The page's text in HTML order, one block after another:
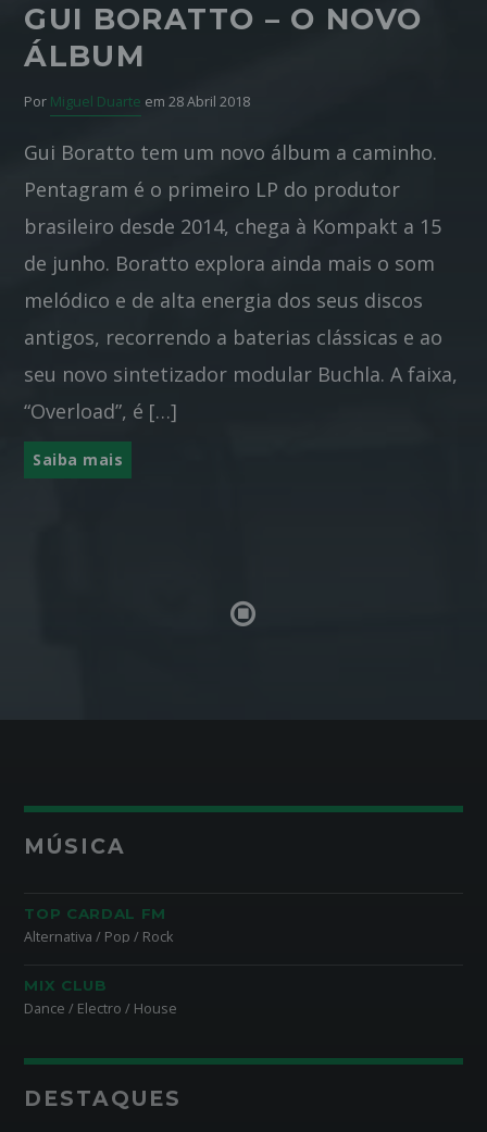
GUI BORATTO – O NOVO
ÁLBUM
Por Miguel Duarte em 28 Abril 2018
Gui Boratto tem um novo álbum a caminho.
Pentagram é o primeiro LP do produtor
brasileiro desde 2014, chega à Kompakt a 15
de junho. Boratto explora ainda mais o som
melódico e de alta energia dos seus discos
antigos, recorrendo a baterias clássicas e ao
seu novo sintetizador modular Buchla. A faixa,
“Overload”, é […]
Saiba mais
MÚSICA
TOP CARDAL FM
Alternativa / Pop / Rock
MIX CLUB
Dance / Electro / House
DESTAQUES